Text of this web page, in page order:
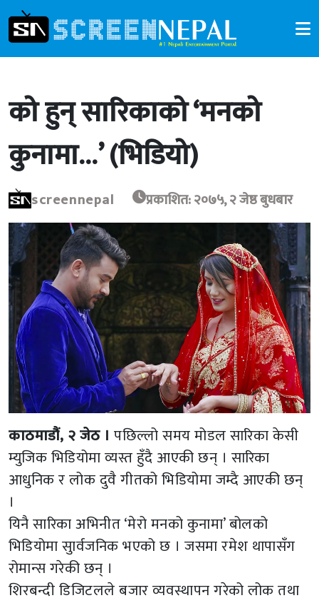
को हुन् सारिकाको ‘मनको
कुनामा…’ (भिडियो)
screennepal प्रकाशित: २०७५, २ जेष्ठ बुधबार
काठमाडौं, २ जेठ । पछिल्लो समय मोडल सारिका केसी
म्युजिक भिडियोमा व्यस्त हुँदै आएकी छन् । सारिका
आधुनिक र लोक दुवै गीतको भिडियोमा जम्दै आएकी छन्
।
यिनै सारिका अभिनीत ‘मेरो मनको कुनामा’ बोलको
भिडियोमा सुार्वजनिक भएको छ । जसमा रमेश थापासँग
रोमान्स गरेकी छन् ।
शिरबन्दी डिजिटलले बजार व्यवस्थापन गरेको लोक तथा